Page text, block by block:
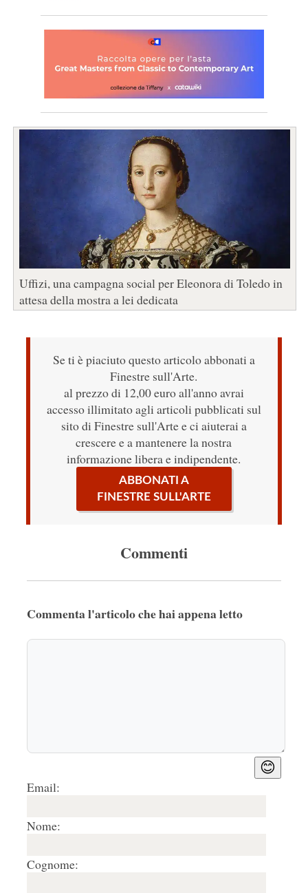
Uffizi, una campagna social per Eleonora di Toledo in
attesa della mostra a lei dedicata
Se ti è piaciuto questo articolo abbonati a
Finestre sull'Arte.
al prezzo di 12,00 euro all'anno avrai
accesso illimitato agli articoli pubblicati sul
sito di Finestre sull'Arte e ci aiuterai a
crescere e a mantenere la nostra
informazione libera e indipendente.
ABBONATI A
FINESTRE SULL'ARTE
Commenti
Commenta l'articolo che hai appena letto
😊
Email:
Nome:
Cognome: